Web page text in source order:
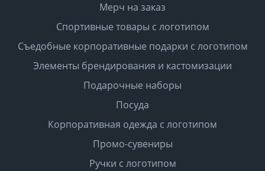
Мерч на заказ
Спортивные товары с логотипом
Съедобные корпоративные подарки с логотипом
Элементы брендирования и кастомизации
Подарочные наборы
Посуда
Корпоративная одежда с логотипом
Промо-сувениры
Ручки с логотипом